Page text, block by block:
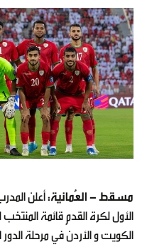
مسقط - العُمانية:أعلن
الأول لكرة القدم قائمة
⁧‫الكويت‬⁩ و الأردن‬⁩ في مرحلة